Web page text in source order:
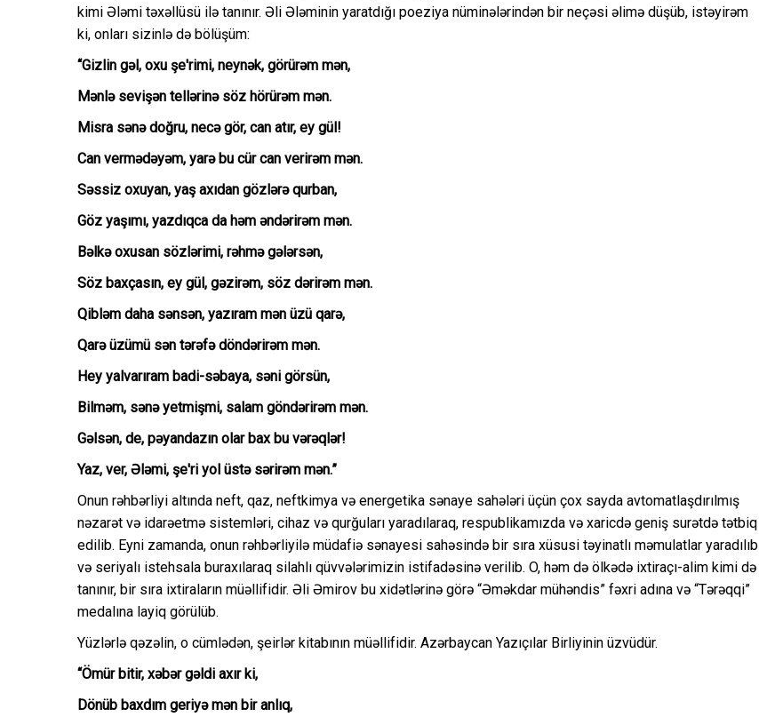
kimi Ələmi təxəllüsü ilə tanınır. Əli Ələminin yaratdığı poeziya nüminələrindən bir neçəsi əlimə düşüb, istəyirəm
ki, onları sizinlə də bölüşüm:
“Gizlin gəl, oxu şe'rimi, neynək, görürəm mən,
Mənlə sevişən tellərinə söz hörürəm mən.
Misra sənə doğru, necə gör, can atır, ey gül!
Can vermədəyəm, yarə bu cür can verirəm mən.
Səssiz oxuyan, yaş axıdan gözlərə qurban,
Göz yaşımı, yazdıqca da həm əndərirəm mən.
Bəlkə oxusan sözlərimi, rəhmə gələrsən,
Söz baxçasın, ey gül, gəzirəm, söz dərirəm mən.
Qibləm daha sənsən, yazıram mən üzü qarə,
Qarə üzümü sən tərəfə döndərirəm mən.
Hey yalvarıram badi-səbaya, səni görsün,
Bilməm, sənə yetmişmi, salam göndərirəm mən.
Gəlsən, de, pəyandazın olar bax bu vərəqlər!
Yaz, ver, Ələmi, şe'ri yol üstə sərirəm mən.”
Onun rəhbərliyi altında neft, qaz, neftkimya və energetika sənaye sahələri üçün çox sayda avtomatlaşdırılmış
nəzarət və idarəetmə sistemləri, cihaz və qurğuları yaradılaraq, respublikamızda və xaricdə geniş surətdə tətbiq
edilib. Eyni zamanda, onun rəhbərliyilə müdafiə sənayesi sahəsində bir sıra xüsusi təyinatlı məmulatlar yaradılıb
və seriyalı istehsala buraxılaraq silahlı qüvvələrimizin istifadəsinə verilib. O, həm də ölkədə ixtiraçı-alim kimi də
tanınır, bir sıra ixtiraların müəllifidir. Əli Əmirov bu xidətlərinə görə “Əməkdar mühəndis” fəxri adına və “Tərəqqi”
medalına layiq görülüb.
Yüzlərlə qəzəlin, o cümlədən, şeirlər kitabının müəllifidir. Azərbaycan Yazıçılar Birliyinin üzvüdür.
“Ömür bitir, xəbər gəldi axır ki,
Dönüb baxdım geriyə mən bir anlıq,